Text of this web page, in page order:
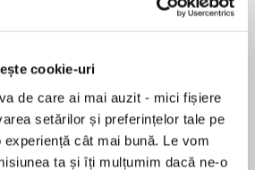
cookie-uri
de care ai mai auzit - mici fișiere
setărilor și preferințelor tale pe
cât mai bună. Le vom
ta și îți mulțumim dacă ne-o
la...
Lauren Weisberger Sohn Won-pyung